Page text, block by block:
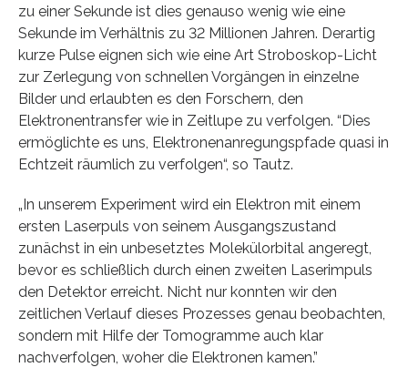
zu einer Sekunde ist dies genauso wenig wie eine
Sekunde im Verhältnis zu 32 Millionen Jahren. Derartig
kurze Pulse eignen sich wie eine Art Stroboskop-Licht
zur Zerlegung von schnellen Vorgängen in einzelne
Bilder und erlaubten es den Forschern, den
Elektronentransfer wie in Zeitlupe zu verfolgen. “Dies
ermöglichte es uns, Elektronenanregungspfade quasi in
Echtzeit räumlich zu verfolgen“, so Tautz.
„In unserem Experiment wird ein Elektron mit einem
ersten Laserpuls von seinem Ausgangszustand
zunächst in ein unbesetztes Molekülorbital angeregt,
bevor es schließlich durch einen zweiten Laserimpuls
den Detektor erreicht. Nicht nur konnten wir den
zeitlichen Verlauf dieses Prozesses genau beobachten,
sondern mit Hilfe der Tomogramme auch klar
nachverfolgen, woher die Elektronen kamen.”